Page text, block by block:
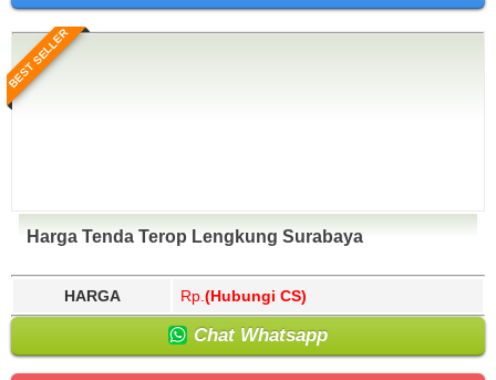
BEST SELLER
Harga Tenda Terop Lengkung Surabaya
HARGA Rp. (Hubungi CS)
Chat Whatsapp